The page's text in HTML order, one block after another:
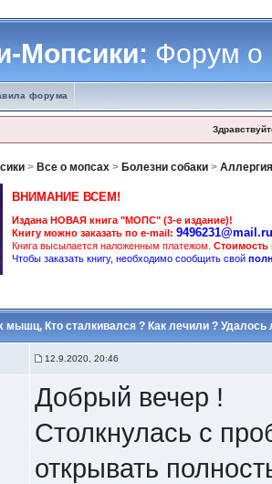
Мопсики:Форум о
форума
> Все о мопсах> Болезни собаки> Аллергия
ВНИМАНИЕ ВСЕМ!
Издана НОВАЯ книга "МОПС" (3-е издание)!
Книгу можно заказать по e-mail: 9496231@mail.ru
Книга высылается наложенным платежом. Стоимость
Чтобы заказать книгу, необходимо сообщить свой
мышц, Кто сталкивался ? Как лечили ?
12.9.2020, 20:46
Добрый вечер !
Столкнулась с
открывать